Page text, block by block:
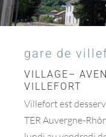
gare de
VILLAGE–
VILLEFORT
Villefort est
TER Auvergne-